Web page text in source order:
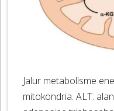
Jalur metabolisme
mitokondria. ALT: